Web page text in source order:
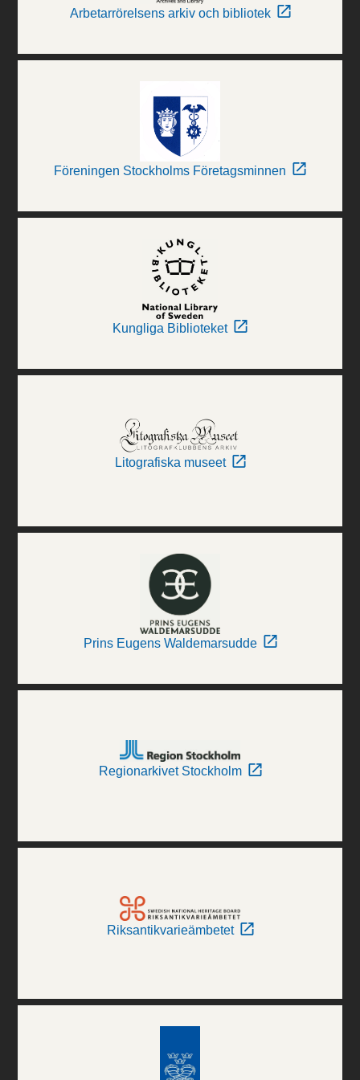
Arbetarrörelsens arkiv och bibliotek
Föreningen Stockholms Företagsminnen
Kungliga Biblioteket
Litografiska museet
Prins Eugens Waldemarsudde
Regionarkivet Stockholm
Riksantikvarieämbetet